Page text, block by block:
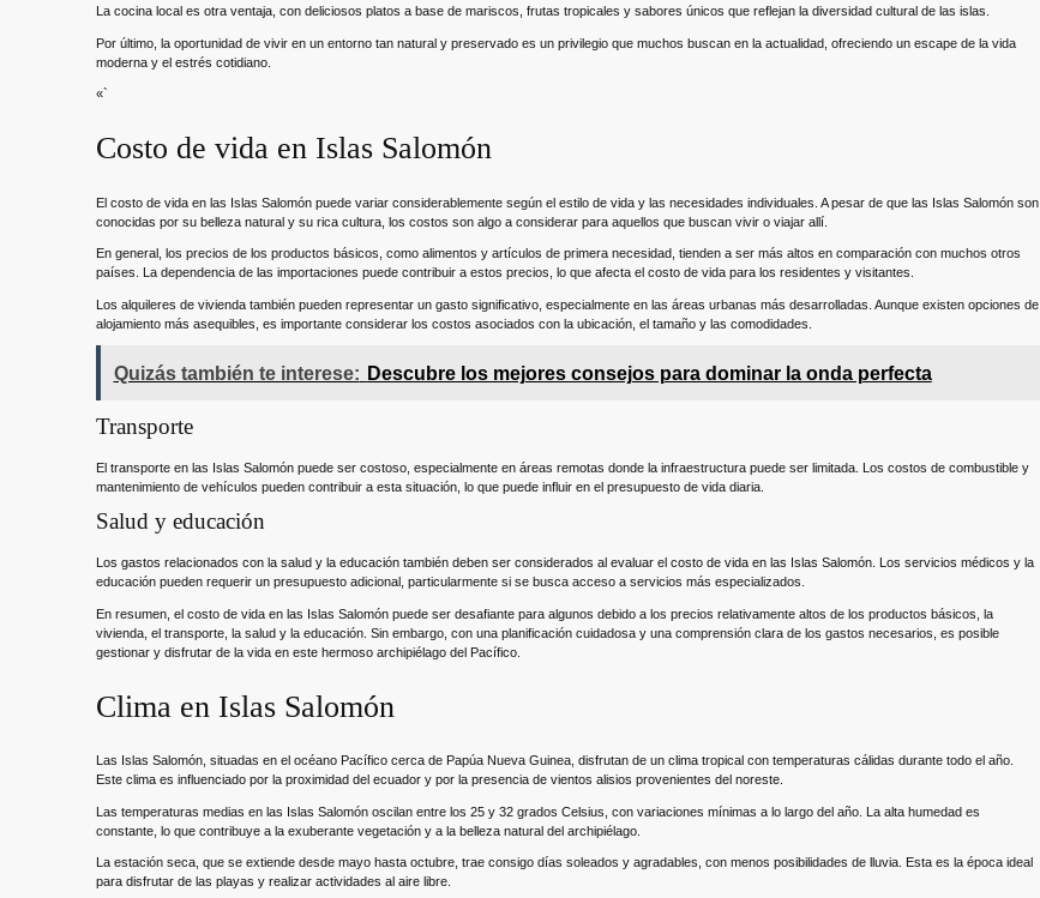
La cocina local es otra ventaja, con deliciosos platos a base de mariscos, frutas tropicales y sabores únicos que reflejan la diversidad cultural de las islas.
Por último, la oportunidad de vivir en un entorno tan natural y preservado es un privilegio que muchos buscan en la actualidad, ofreciendo un escape de la vida
moderna y el estrés cotidiano.
«`
Costo de vida en Islas Salomón
El costo de vida en las Islas Salomón puede variar considerablemente según el estilo de vida y las necesidades individuales. A pesar de que las Islas Salomón son
conocidas por su belleza natural y su rica cultura, los costos son algo a considerar para aquellos que buscan vivir o viajar allí.
En general, los precios de los productos básicos, como alimentos y artículos de primera necesidad, tienden a ser más altos en comparación con muchos otros
países. La dependencia de las importaciones puede contribuir a estos precios, lo que afecta el costo de vida para los residentes y visitantes.
Los alquileres de vivienda también pueden representar un gasto significativo, especialmente en las áreas urbanas más desarrolladas. Aunque existen opciones de
alojamiento más asequibles, es importante considerar los costos asociados con la ubicación, el tamaño y las comodidades.
Quizás también te interese: Descubre los mejores consejos para dominar la onda perfecta
Transporte
El transporte en las Islas Salomón puede ser costoso, especialmente en áreas remotas donde la infraestructura puede ser limitada. Los costos de combustible y
mantenimiento de vehículos pueden contribuir a esta situación, lo que puede influir en el presupuesto de vida diaria.
Salud y educación
Los gastos relacionados con la salud y la educación también deben ser considerados al evaluar el costo de vida en las Islas Salomón. Los servicios médicos y la
educación pueden requerir un presupuesto adicional, particularmente si se busca acceso a servicios más especializados.
En resumen, el costo de vida en las Islas Salomón puede ser desafiante para algunos debido a los precios relativamente altos de los productos básicos, la
vivienda, el transporte, la salud y la educación. Sin embargo, con una planificación cuidadosa y una comprensión clara de los gastos necesarios, es posible
gestionar y disfrutar de la vida en este hermoso archipiélago del Pacífico.
Clima en Islas Salomón
Las Islas Salomón, situadas en el océano Pacífico cerca de Papúa Nueva Guinea, disfrutan de un clima tropical con temperaturas cálidas durante todo el año.
Este clima es influenciado por la proximidad del ecuador y por la presencia de vientos alisios provenientes del noreste.
Las temperaturas medias en las Islas Salomón oscilan entre los 25 y 32 grados Celsius, con variaciones mínimas a lo largo del año. La alta humedad es
constante, lo que contribuye a la exuberante vegetación y a la belleza natural del archipiélago.
La estación seca, que se extiende desde mayo hasta octubre, trae consigo días soleados y agradables, con menos posibilidades de lluvia. Esta es la época ideal
para disfrutar de las playas y realizar actividades al aire libre.